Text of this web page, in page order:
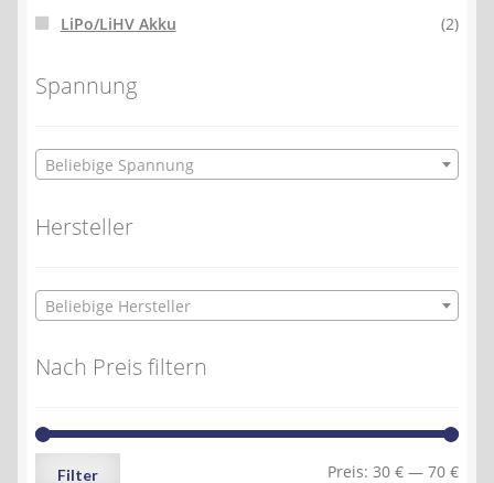
LiPo/LiHV Akku (2)
Spannung
Beliebige Spannung
Hersteller
Beliebige Hersteller
Nach Preis filtern
Min.
Max.
Filter Preis: 30 € — 70 €